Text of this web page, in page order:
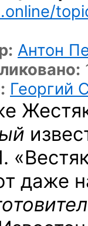
Антон
Георгий
даже